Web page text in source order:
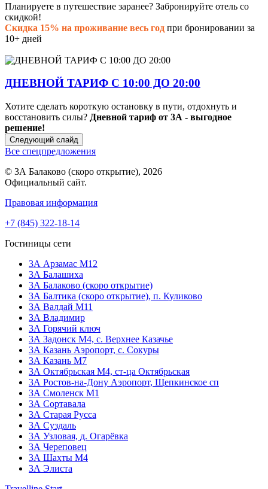
Планируете в путешествие заранее? Забронируйте отель со
скидкой!
Скидка 15% на проживание весь год при бронировании за
10+ дней
ДНЕВНОЙ ТАРИФ С 10:00 ДО 20:00
Хотите сделать короткую остановку в пути, отдохнуть и
восстановить силы? Дневной тариф от 3А - выгодное
решение!
Следующий слайд
Все спецпредложения
© 3А Балаково (скоро открытие), 2026
Официальный сайт.
Правовая информация
+7 (845) 322-18-14
Гостиницы сети
3А Арзамас М12
3А Балашиха
3А Балаково (скоро открытие)
ЗА Балтика (скоро открытие), п. Куликово
ЗА Валдай M11
ЗА Владимир
3А Горячий ключ
3А Задонск М4, с. Верхнее Казачье
3А Казань Аэропорт, с. Сокуры
3А Казань М7
3А Октябрьская М4, ст-ца Октябрьская
3А Ростов-на-Дону Аэропорт, Щепкинское сп
ЗА Смоленск М1
3А Сортавала
3А Старая Русса
3А Суздаль
3А Узловая, д. Огарёвка
3А Череповец
3А Шахты М4
3А Элиста